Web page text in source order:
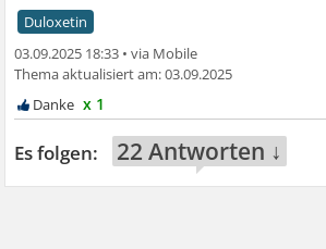
Duloxetin
03.09.2025 18:33 •
03.09.2025
x 1
22 Antworten ↓